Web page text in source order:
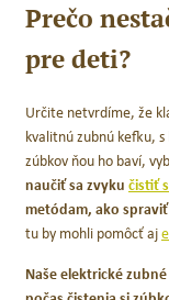
Prečo
pre deti?
Určite netvrdíme, že
kvalitnú zubnú kefku,
zúbkov ňou ho baví,
naučiť sa zvyku čistiť
metódam, ako
tu by mohli pomôcť aj
Naše elektrické